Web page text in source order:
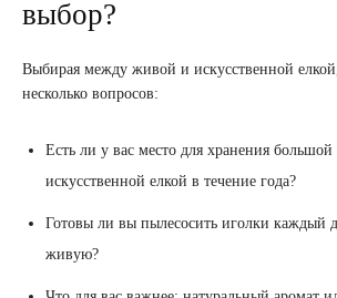
выбор?
Выбирая между живой и искусственной елкой,
несколько вопросов:
Есть ли у вас место для хранения большой
искусственной елкой в течение года?
Готовы ли вы пылесосить иголки каждый
живую?